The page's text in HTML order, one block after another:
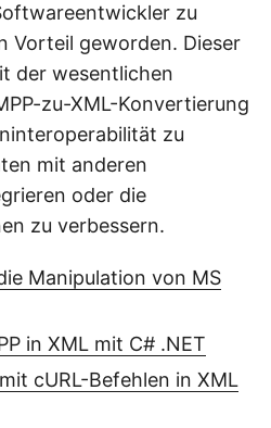
zu
Vorteil geworden. Dieser
der wesentlichen
zu-XML-Konvertierung
zu
mit anderen
oder die
zu verbessern.
Manipulation von MS
in XML mit C# .NET
cURL-Befehlen in XML